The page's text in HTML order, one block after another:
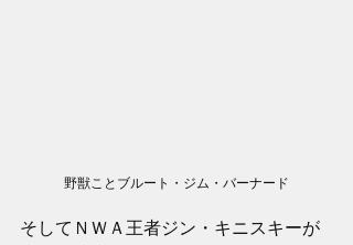
野獣ことブルート・ジム・バーナード
そしてＮＷＡ王者ジン・キニスキーが